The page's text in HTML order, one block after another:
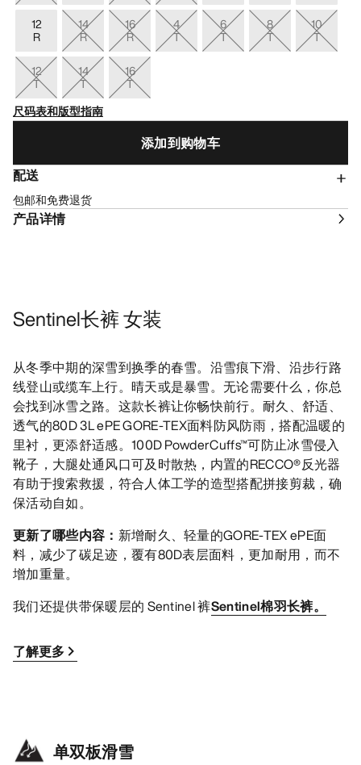
12
R
14
R
16
R
4
T
6
T
8
T
10
T
12
T
14
T
16
T
尺码表和版型指南
添加到购物车
配送
包邮和免费退货
产品详情
Sentinel长裤 女装
从冬季中期的深雪到换季的春雪。沿雪痕下滑、沿步行路
线登山或缆车上行。晴天或是暴雪。无论需要什么，你总
会找到冰雪之路。这款长裤让你畅快前行。耐久、舒适、
透气的80D 3L ePE GORE-TEX面料防风防雨，搭配温暖的
里衬，更添舒适感。100D PowderCuffs™可防止冰雪侵入
靴子，大腿处通风口可及时散热，内置的RECCO®反光器
有助于搜索救援，符合人体工学的造型搭配拼接剪裁，确
保活动自如。
更新了哪些内容： 新增耐久、轻量的GORE-TEX ePE面
料，减少了碳足迹，覆有80D表层面料，更加耐用，而不
增加重量。
我们还提供带保暖层的 Sentinel 裤Sentinel棉羽长裤。
了解更多
单双板滑雪